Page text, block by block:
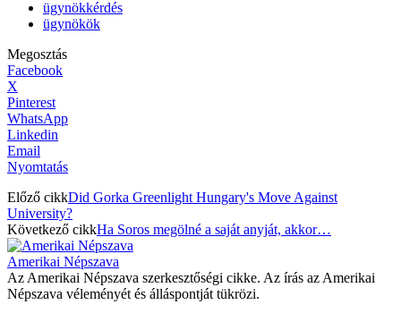
ügynökkérdés
ügynökök
Megosztás
Facebook
X
Pinterest
WhatsApp
Linkedin
Email
Nyomtatás
Előző cikkDid Gorka Greenlight Hungary's Move Against
University?
Következő cikkHa Soros megölné a saját anyját, akkor…
Amerikai Népszava
Az Amerikai Népszava szerkesztőségi cikke. Az írás az Amerikai
Népszava véleményét és álláspontját tükrözi.